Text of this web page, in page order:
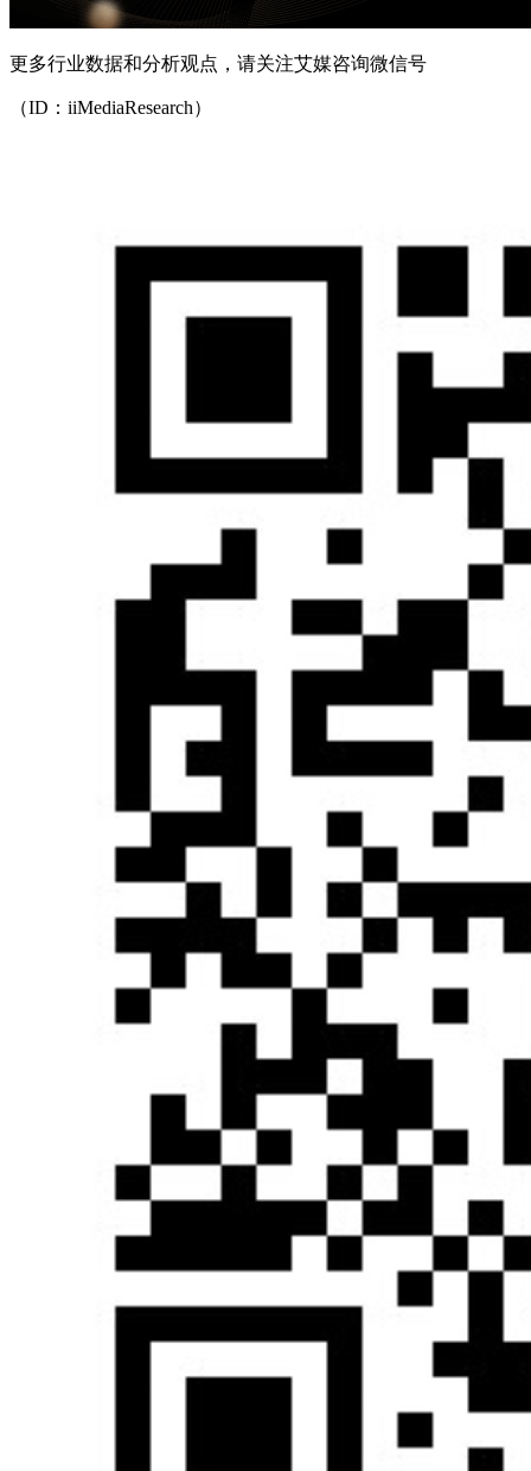
更多行业数据和分析观点，请关注艾媒咨询微信号
（ID：iiMediaResearch）